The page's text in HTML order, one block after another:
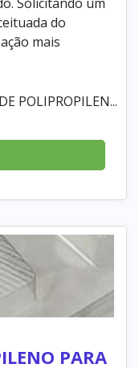
do
mais
POLIPROPILEN...
PARA